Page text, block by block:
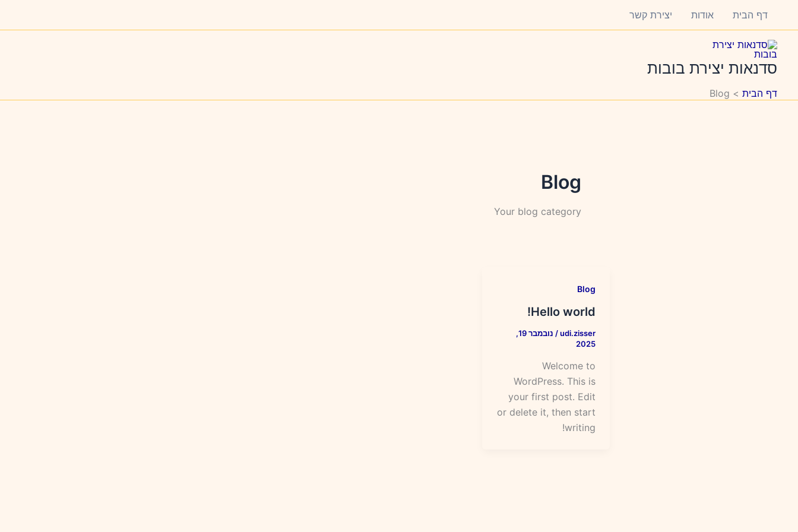
דף הבית אודות יצירת קשר
סדנאות יצירת בובות
דף הבית Blog
Blog
Your blog category
Blog
Hello world!
udi.zisser
/
נובמבר 19,
2025
Welcome to
WordPress. This is
your first post. Edit
or delete it, then start
writing!